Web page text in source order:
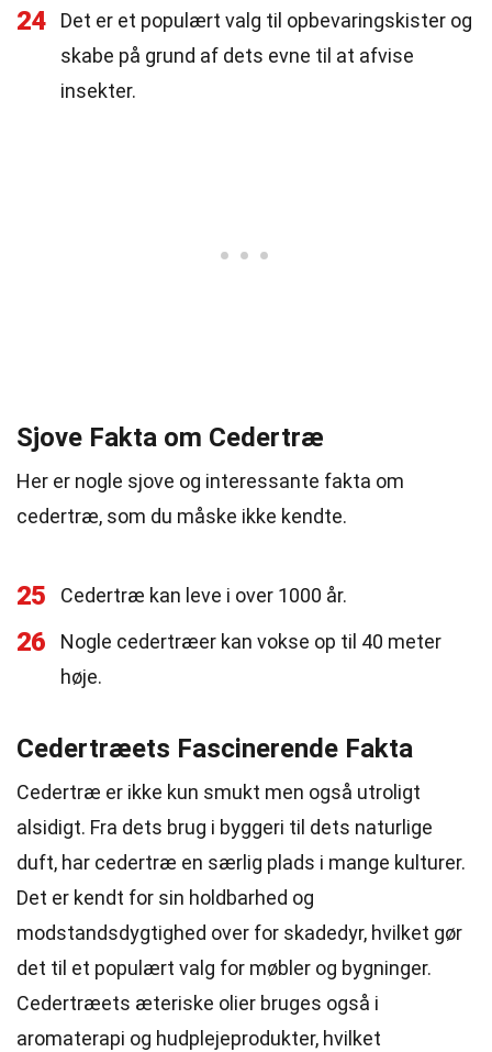
24
Det er et populært valg til opbevaringskister og
skabe på grund af dets evne til at afvise
insekter.
Sjove Fakta om Cedertræ
Her er nogle sjove og interessante fakta om
cedertræ, som du måske ikke kendte.
25 Cedertræ kan leve i over 1000 år.
26
Nogle cedertræer kan vokse op til 40 meter
høje.
Cedertræets Fascinerende Fakta
Cedertræ er ikke kun smukt men også utroligt
alsidigt. Fra dets brug i byggeri til dets naturlige
duft, har cedertræ en særlig plads i mange kulturer.
Det er kendt for sin holdbarhed og
modstandsdygtighed over for skadedyr, hvilket gør
det til et populært valg for møbler og bygninger.
Cedertræets æteriske olier bruges også i
aromaterapi og hudplejeprodukter, hvilket